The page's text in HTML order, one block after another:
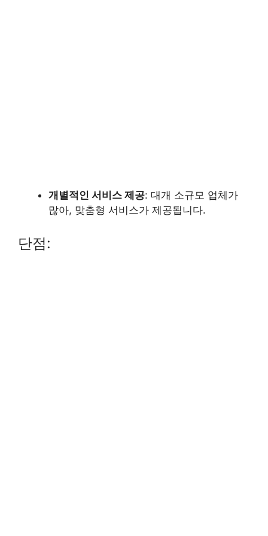
개별적인 서비스 제공: 대개 소규모 업체가
많아, 맞춤형 서비스가 제공됩니다.
단점: